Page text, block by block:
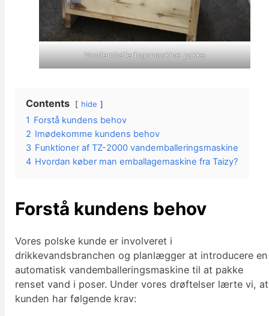
Vandemballeringsmaskine pakke
Contents hide
1 Forstå kundens behov
2 Imødekomme kundens behov
3 Funktioner af TZ-2000 vandemballeringsmaskine
4 Hvordan køber man emballagemaskine fra Taizy?
Forstå kundens behov
Vores polske kunde er involveret i
drikkevandsbranchen og planlægger at introducere en
automatisk vandemballeringsmaskine til at pakke
renset vand i poser. Under vores drøftelser lærte vi, at
kunden har følgende krav: